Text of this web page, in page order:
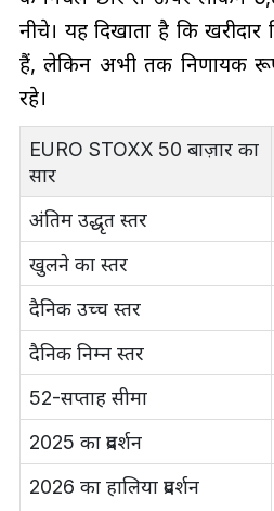
नीचे। यह दिखाता है कि खरीदार
हैं, लेकिन अभी तक निर्णायक
रहे।
EURO STOXX 50 बाज़ार का
सार
अंतिम उद्धृत स्तर
खुलने का स्तर
दैनिक उच्च स्तर
दैनिक निम्न स्तर
52-सप्ताह सीमा
2025 का प्रदर्शन
2026 का हालिया प्रदर्शन